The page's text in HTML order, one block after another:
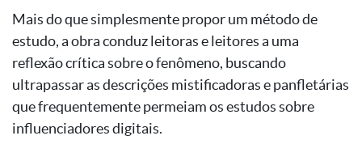
Mais do que simplesmente propor um método de
estudo, a obra conduz leitoras e leitores a uma
reflexão crítica sobre o fenômeno, buscando
ultrapassar as descrições mistificadoras e panfletárias
que frequentemente permeiam os estudos sobre
influenciadores digitais.